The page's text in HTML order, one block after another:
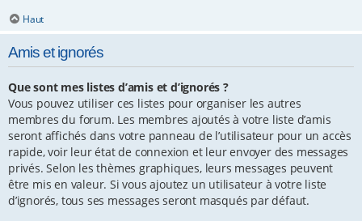
Haut
Amis et ignorés
Que sont mes listes d’amis et d’ignorés ?
Vous pouvez utiliser ces listes pour organiser les autres
membres du forum. Les membres ajoutés à votre liste d’amis
seront affichés dans votre panneau de l’utilisateur pour un accès
rapide, voir leur état de connexion et leur envoyer des messages
privés. Selon les thèmes graphiques, leurs messages peuvent
être mis en valeur. Si vous ajoutez un utilisateur à votre liste
d’ignorés, tous ses messages seront masqués par défaut.